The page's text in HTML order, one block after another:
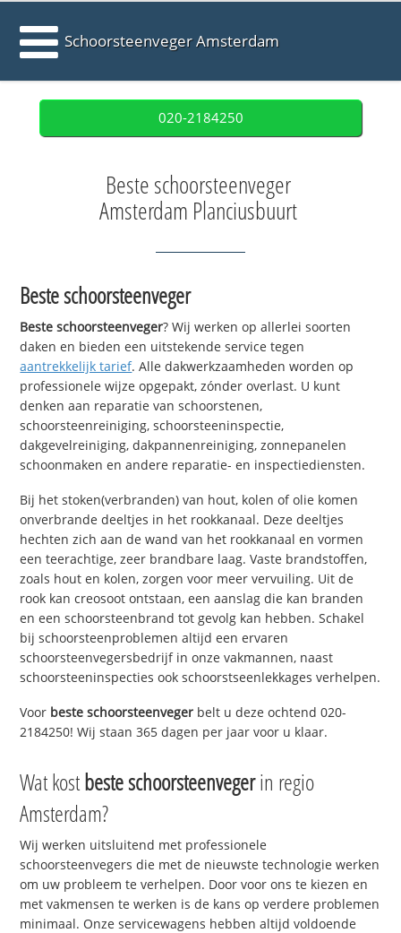
Schoorsteenveger Amsterdam
020-2184250
Beste schoorsteenveger
Amsterdam Planciusbuurt
Beste schoorsteenveger
Beste schoorsteenveger? Wij werken op allerlei soorten
daken en bieden een uitstekende service tegen
aantrekkelijk tarief. Alle dakwerkzaamheden worden op
professionele wijze opgepakt, zónder overlast. U kunt
denken aan reparatie van schoorstenen,
schoorsteenreiniging, schoorsteeninspectie,
dakgevelreiniging, dakpannenreiniging, zonnepanelen
schoonmaken en andere reparatie- en inspectiediensten.
Bij het stoken(verbranden) van hout, kolen of olie komen
onverbrande deeltjes in het rookkanaal. Deze deeltjes
hechten zich aan de wand van het rookkanaal en vormen
een teerachtige, zeer brandbare laag. Vaste brandstoffen,
zoals hout en kolen, zorgen voor meer vervuiling. Uit de
rook kan creosoot ontstaan, een aanslag die kan branden
en een schoorsteenbrand tot gevolg kan hebben. Schakel
bij schoorsteenproblemen altijd een ervaren
schoorsteenvegersbedrijf in onze vakmannen, naast
schoorsteeninspecties ook schoorstseenlekkages verhelpen.
Voor beste schoorsteenveger belt u deze ochtend 020-
2184250! Wij staan 365 dagen per jaar voor u klaar.
Wat kostbeste schoorsteenvegerin regio
Amsterdam?
Wij werken uitsluitend met professionele
schoorsteenvegers die met de nieuwste technologie werken
om uw probleem te verhelpen. Door voor ons te kiezen en
met vakmensen te werken is de kans op verdere problemen
minimaal. Onze servicewagens hebben altijd voldoende